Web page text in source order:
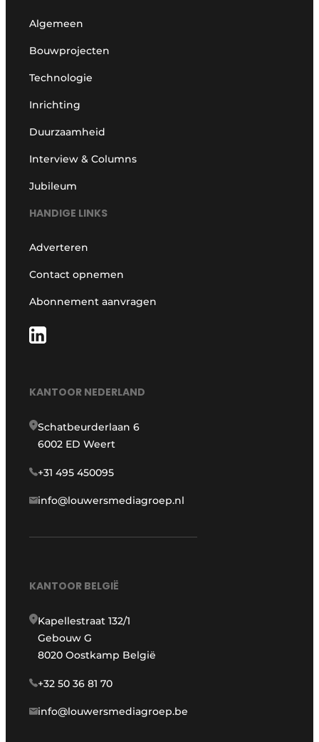
Algemeen
Bouwprojecten
Technologie
Inrichting
Duurzaamheid
Interview & Columns
Jubileum
HANDIGE LINKS
Adverteren
Contact opnemen
Abonnement aanvragen
KANTOOR NEDERLAND
Schatbeurderlaan 6
6002 ED Weert
+31 495 450095
info@louwersmediagroep.nl
KANTOOR BELGIË
Kapellestraat 132/1
Gebouw G
8020 Oostkamp België
+32 50 36 81 70
info@louwersmediagroep.be